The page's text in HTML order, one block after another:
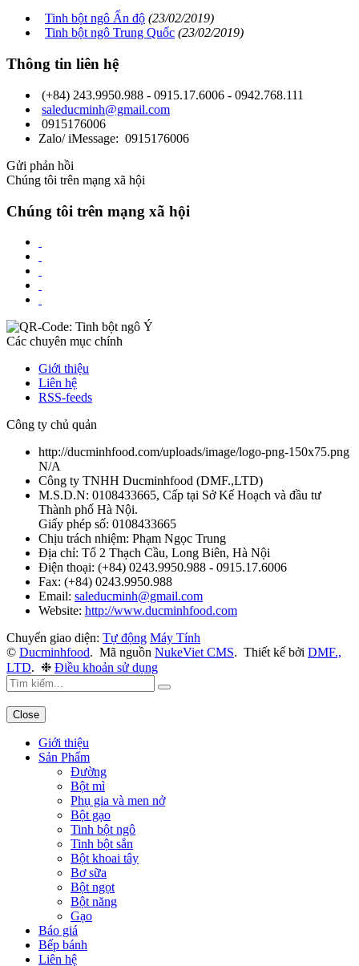
Tinh bột ngô Ấn độ (23/02/2019)
Tinh bột ngô Trung Quốc (23/02/2019)
Thông tin liên hệ
(+84) 243.9950.988 - 0915.17.6006 - 0942.768.111
saleducminh@gmail.com
0915176006
Zalo/ iMessage: 0915176006
Gửi phản hồi
Chúng tôi trên mạng xã hội
Chúng tôi trên mạng xã hội
Các chuyên mục chính
Giới thiệu
Liên hệ
RSS-feeds
Công ty chủ quản
http://ducminhfood.com/uploads/image/logo-png-150x75.png
N/A
Công ty TNHH Ducminhfood (DMF.,LTD)
M.S.D.N: 0108433665, Cấp tại Sở Kế Hoạch và đầu tư
Thành phố Hà Nội.
Giấy phép số: 0108433665
Chịu trách nhiệm: Phạm Ngọc Trung
Địa chỉ: Tổ 2 Thạch Cầu, Long Biên, Hà Nội
Điện thoại: (+84) 0243.9950.988 - 0915.17.6006
Fax: (+84) 0243.9950.988
Email: saleducminh@gmail.com
Website: http://www.ducminhfood.com
Chuyển giao diện: Tự động Máy Tính
© Ducminhfood. Mã nguồn NukeViet CMS. Thiết kế bởi DMF.,
LTD. ❉ Điều khoản sử dụng
Close
Giới thiệu
Sản Phẩm
Đường
Bột mì
Phụ gia và men nở
Bột gạo
Tinh bột ngô
Tinh bột sắn
Bột khoai tây
Bơ sữa
Bột ngọt
Bột năng
Gạo
Báo giá
Bếp bánh
Liên hệ